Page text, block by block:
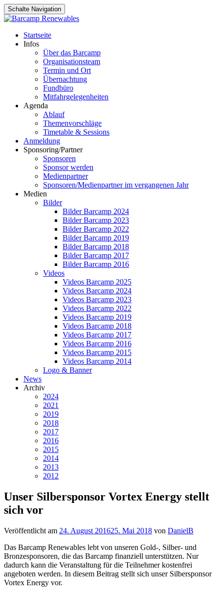
Schalte Navigation
Zum
Inhalt
Startseite
Infos
Über das Barcamp
Organisationsteam
Termin und Ort
Übernachtung
Fundbüro
Mitfahrgelegenheiten
Agenda
Ablauf
Themenvorschläge
Timetable & Sessions
Anmeldung
Sponsoring/Partner
Sponsoren
Sponsor werden
Medienpartner
Sponsoren/Medienpartner im vergangenen Jahr
Medien
Bilder
Bilder Barcamp 2024
Bilder Barcamp 2023
Bilder Barcamp 2022
Bilder Barcamp 2019
Bilder Barcamp 2018
Bilder Barcamp 2017
Bilder Barcamp 2016
Videos
Videos Barcamp 2025
Videos Barcamp 2024
Videos Barcamp 2023
Videos Barcamp 2022
Videos Barcamp 2019
Videos Barcamp 2018
Videos Barcamp 2017
Videos Barcamp 2016
Videos Barcamp 2015
Videos Barcamp 2014
Logo & Banner
News
Archiv
2024
2021
2019
2018
2017
2016
2015
2014
2013
2012
Unser Silbersponsor Vortex Energy stellt
sich vor
Veröffentlicht am 24. August 201625. Mai 2018 von DanielB
Das Barcamp Renewables lebt von unseren Gold-, Silber- und
Bronzesponsoren, die das Barcamp finanziell unterstützen. Nur
dadurch kann die Veranstaltung für die Teilnehmer kostenfrei
angeboten werden. In diesem Beitrag stellt sich unser Silbersponsor
Vortex Energy vor.